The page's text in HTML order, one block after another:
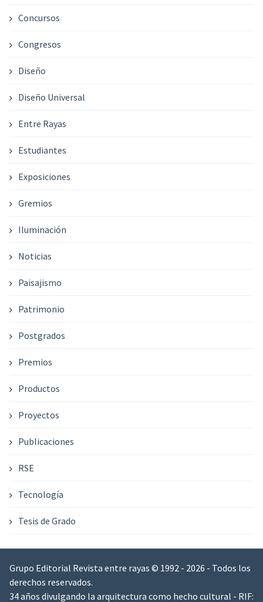
Concursos
Congresos
Diseño
Diseño Universal
Entre Rayas
Estudiantes
Exposiciones
Gremios
Iluminación
Noticias
Paisajismo
Patrimonio
Postgrados
Premios
Productos
Proyectos
Publicaciones
RSE
Tecnología
Tesis de Grado
Grupo Editorial Revista entre rayas © 1992 - 2026 - Todos los
derechos reservados.
34 años divulgando la arquitectura como hecho cultural - RIF: